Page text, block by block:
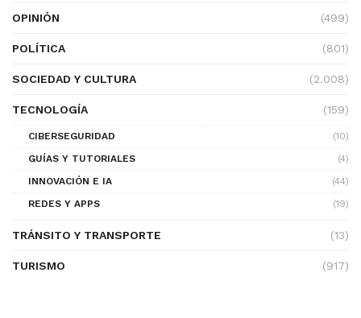
OPINIÓN (499)
POLÍTICA (801)
SOCIEDAD Y CULTURA (2.008)
TECNOLOGÍA (159)
CIBERSEGURIDAD
(10)
GUÍAS Y TUTORIALES
(4)
INNOVACIÓN E IA
(44)
REDES Y APPS
(19)
TRÁNSITO Y TRANSPORTE (13)
TURISMO (917)